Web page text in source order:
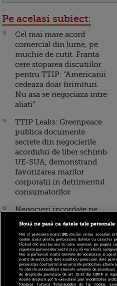
Pe acelasi subiect:
Cel mai mare acord
comercial din lume, pe
muchie de cutit. Franta
cere stoparea discutiilor
pentru TTIP: "Americanii
cedeaza doar firimituri.
Nu asa se negociaza intre
aliati”
TTIP Leaks: Greenpeace
publica documente
secrete din negocierile
acordului de liber schimb
UE-SUA, demonstrand
favorizarea marilor
corporatii in detrimentul
consumatorilor
Negocieri incordate pe
Tratatul de liber schimb
“TTIP va esua, daca
America nu face
concesii”. Replica lui
Obama
Nouă ne pasă ca datele tale
Noi și partenerii noștri201stocăm și/sau accesăm
cookie unici pentru prelucrarea datelor cu caracter
făcând clic mai jos sau în orice moment, pe pagina
raportate partenerilor noștri și nu vă vor afecta
Noi si partenerii nostri (retelele de socializare si
nostri de servicii de date analitice) prelucram date
personaliza continutul si anunturile publicitare afisate
va oferi functionalitati aferente retelelor de
de drepturile prevazute de art. 15-22 din GDPR in
Aceste drepturi pot fi exercitate prin modalitatea
folosirea tuturor Tehnologiilor de tip Cookie,